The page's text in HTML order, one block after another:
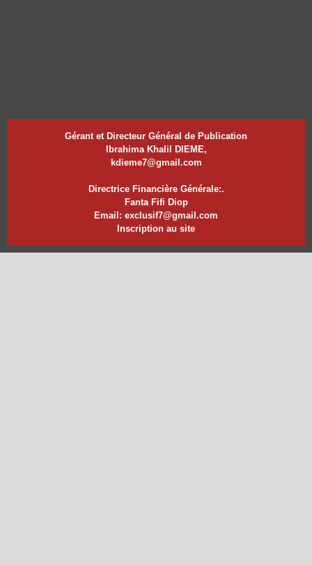
Gérant et Directeur Général de Publication
Ibrahima Khalil DIEME,
kdieme7@gmail.com
Directrice Financière Générale:.
Fanta Fifi Diop
Email: exclusif7@gmail.com
Inscription au site